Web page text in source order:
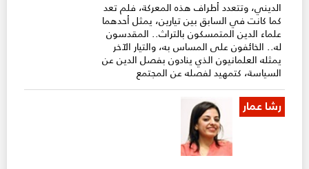
الديني، وتتعدد أطراف هذه المعركة، فلم تعد
كما كانت في السابق بين تيارين، يمثل أحدهما
علماء الدين المتمسكون بالتراث.. المقدسون
له.. الخائفون على المساس به، والتيار الآخر
يمثله العلمانيون الذي ينادون بفصل الدين عن
السياسة، كتمهيد لفصله عن المجتمع
رشا عمار